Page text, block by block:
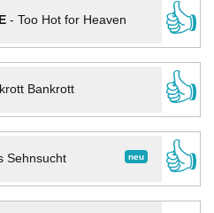
- Too Hot for Heaven
👍
Bankrott
👍
neu
Sehnsucht
👍